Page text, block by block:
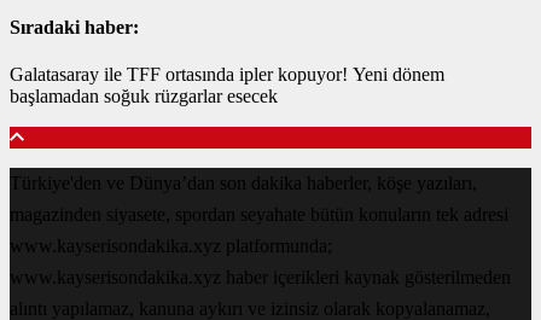
Sıradaki haber:
Galatasaray ile TFF ortasında ipler kopuyor! Yeni dönem
başlamadan soğuk rüzgarlar esecek
Türkiye'den ve Dünya’dan son dakika haberler, köşe yazıları,
magazinden siyasete, spordan seyahate bütün konuların tek adresi
www.kayserisondakika.xyz platformunda;
www.kayserisondakika.xyz haber içerikleri kaynak gösterilmeden
alıntı yapılamaz, kanuna aykırı ve izinsiz olarak kopyalanamaz,